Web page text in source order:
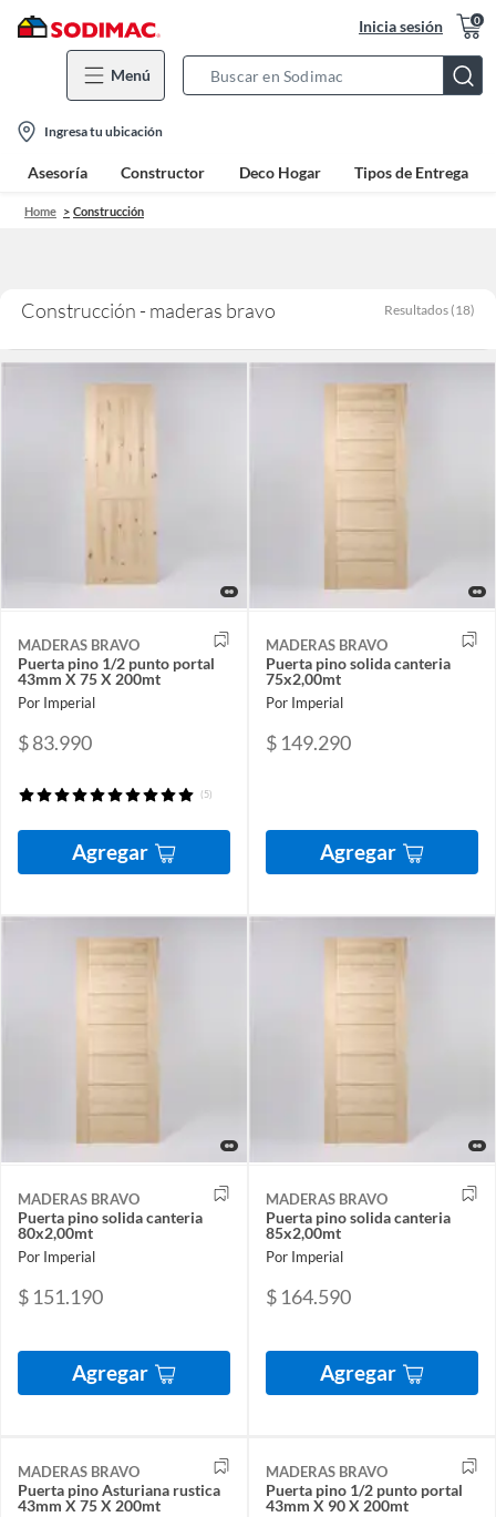
Inicia sesión 0
Menú
Bar
location-
icon
Ingresa tu ubicación
Asesoría Constructor Deco Hogar Tipos de Entrega
Home Construcción
Construcción - maderas bravo Resultados (18)
MADERAS BRAVO
Puerta pino 1/2 punto portal
43mm X 75 X 200mt
Por Imperial
$ 83.990
(5)
Agregar
MADERAS BRAVO
Puerta pino solida canteria
75x2,00mt
Por Imperial
$ 149.290
Agregar
MADERAS BRAVO
Puerta pino solida canteria
80x2,00mt
Por Imperial
$ 151.190
Agregar
MADERAS BRAVO
Puerta pino solida canteria
85x2,00mt
Por Imperial
$ 164.590
Agregar
MADERAS BRAVO
Puerta pino Asturiana rustica
43mm X 75 X 200mt
MADERAS BRAVO
Puerta pino 1/2 punto portal
43mm X 90 X 200mt